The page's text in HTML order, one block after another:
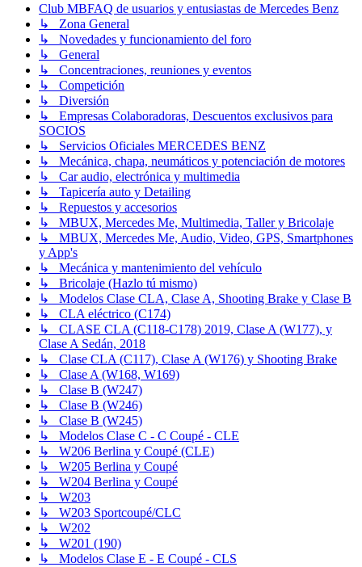
Club MBFAQ de usuarios y entusiastas de Mercedes Benz
↳ Zona General
↳ Novedades y funcionamiento del foro
↳ General
↳ Concentraciones, reuniones y eventos
↳ Competición
↳ Diversión
↳ Empresas Colaboradoras, Descuentos exclusivos para
SOCIOS
↳ Servicios Oficiales MERCEDES BENZ
↳ Mecánica, chapa, neumáticos y potenciación de motores
↳ Car audio, electrónica y multimedia
↳ Tapicería auto y Detailing
↳ Repuestos y accesorios
↳ MBUX, Mercedes Me, Multimedia, Taller y Bricolaje
↳ MBUX, Mercedes Me, Audio, Video, GPS, Smartphones
y App's
↳ Mecánica y mantenimiento del vehículo
↳ Bricolaje (Hazlo tú mismo)
↳ Modelos Clase CLA, Clase A, Shooting Brake y Clase B
↳ CLA eléctrico (C174)
↳ CLASE CLA (C118-C178) 2019, Clase A (W177), y
Clase A Sedán, 2018
↳ Clase CLA (C117), Clase A (W176) y Shooting Brake
↳ Clase A (W168, W169)
↳ Clase B (W247)
↳ Clase B (W246)
↳ Clase B (W245)
↳ Modelos Clase C - C Coupé - CLE
↳ W206 Berlina y Coupé (CLE)
↳ W205 Berlina y Coupé
↳ W204 Berlina y Coupé
↳ W203
↳ W203 Sportcoupé/CLC
↳ W202
↳ W201 (190)
↳ Modelos Clase E - E Coupé - CLS